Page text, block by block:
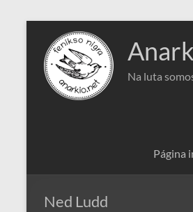
conteúdo
Na luta
Página
Ned Ludd